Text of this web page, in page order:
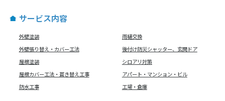
サービス内容
外壁塗装
外壁張り替え・カバー工法
屋根塗装
屋根カバー工法・葺き替え工事
防水工事
雨樋交換
後付け防災シャッター、玄関ドア
シロアリ対策
アパート・マンション・ビル
工場・倉庫